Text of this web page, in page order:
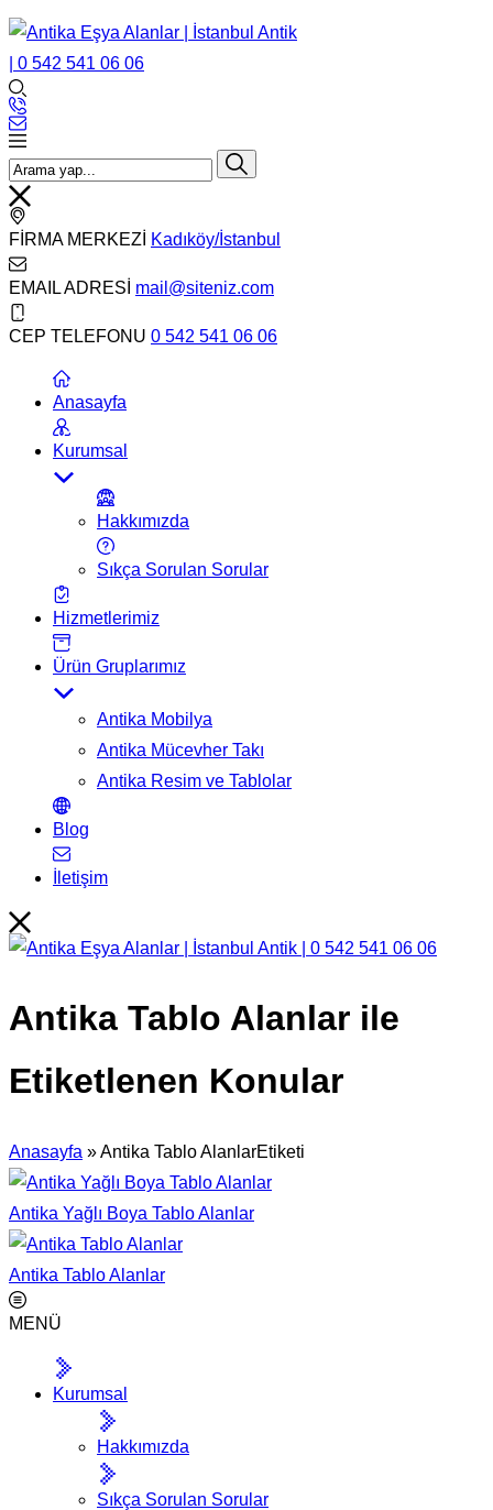
FİRMA MERKEZİ Kadıköy/İstanbul
EMAIL ADRESİ mail@siteniz.com
CEP TELEFONU 0 542 541 06 06
Anasayfa
Kurumsal
Hakkımızda
Sıkça Sorulan Sorular
Hizmetlerimiz
Ürün Gruplarımız
Antika Mobilya
Antika Mücevher Takı
Antika Resim ve Tablolar
Blog
İletişim
Antika Tablo Alanlar ile
Etiketlenen Konular
Anasayfa »Antika Tablo AlanlarEtiketi
Antika Yağlı Boya Tablo Alanlar
Antika Tablo Alanlar
MENÜ
Kurumsal
Hakkımızda
Sıkça Sorulan Sorular